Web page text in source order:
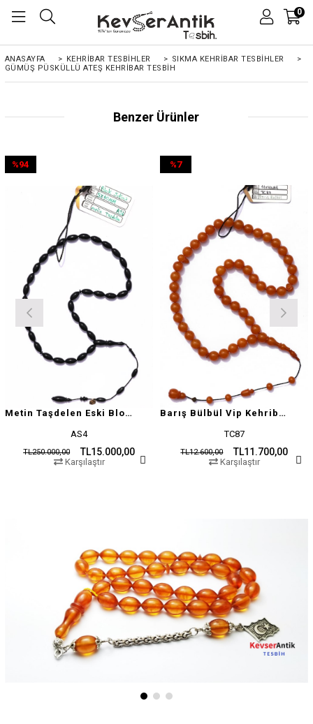
0
ANASAYFA > KEHRIBAR TESBIHLER > SIKMA KEHRİBAR TESBİHLER
>
GÜMÜŞ PÜSKÜLLÜ ATEŞ KEHRIBAR TESBIH
Benzer Ürünler
Metin Taşdelen Eski Blok Sıkma
AS4
TL15.000,00
TL250.000,00
%94
Karşılaştır
Barış Bülbül Vip Kehribar Tesbih
TC87
TL11.700,00
TL12.600,00
%7
Karşılaştır